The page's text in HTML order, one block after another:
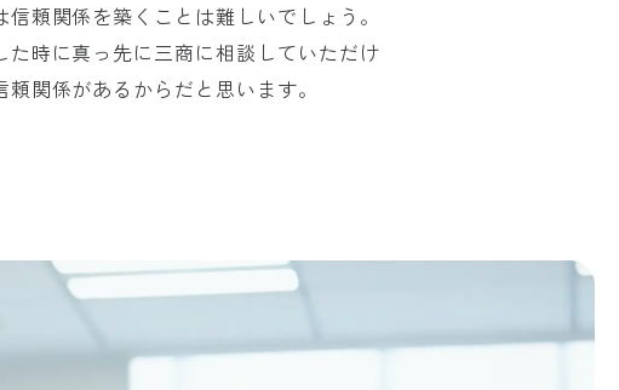
頼関係を築くことは難しいでしょう。
た時に真っ先に三商に相談していただけ
関係があるからだと思います。